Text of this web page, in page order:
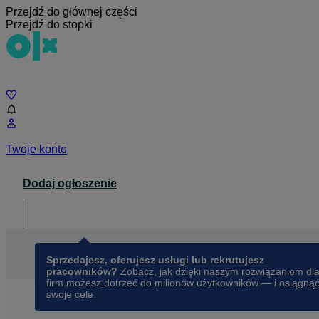
Przejdź do głównej części
Przejdź do stopki
Twoje konto
Dodaj ogłoszenie
Sprzedajesz, oferujesz usługi lub rekrutujesz
pracowników? Zobacz, jak dzięki naszym rozwiązaniom dla
firm możesz dotrzeć do milionów użytkowników — i osiągnąć
swoje cele.